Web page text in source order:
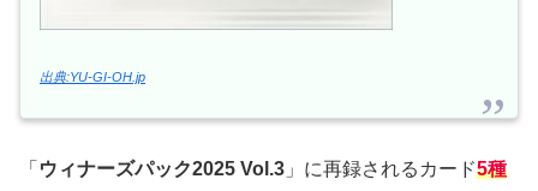
出典:YU-GI-OH.jp
「 ウィナーズパック2025 Vol.3 」に再録されるカード5種